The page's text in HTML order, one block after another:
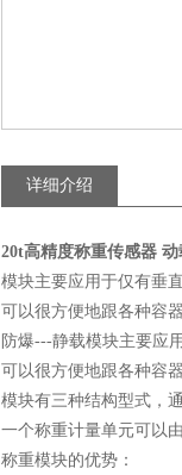
详细介绍
20t高精度称重传感器
模块主要应用于仅有垂
可以很方便地跟各种容
防爆---静载模块主要应
可以很方便地跟各种容
模块有三种结构型式，
一个称重计量单元可以
称重模块的优势：